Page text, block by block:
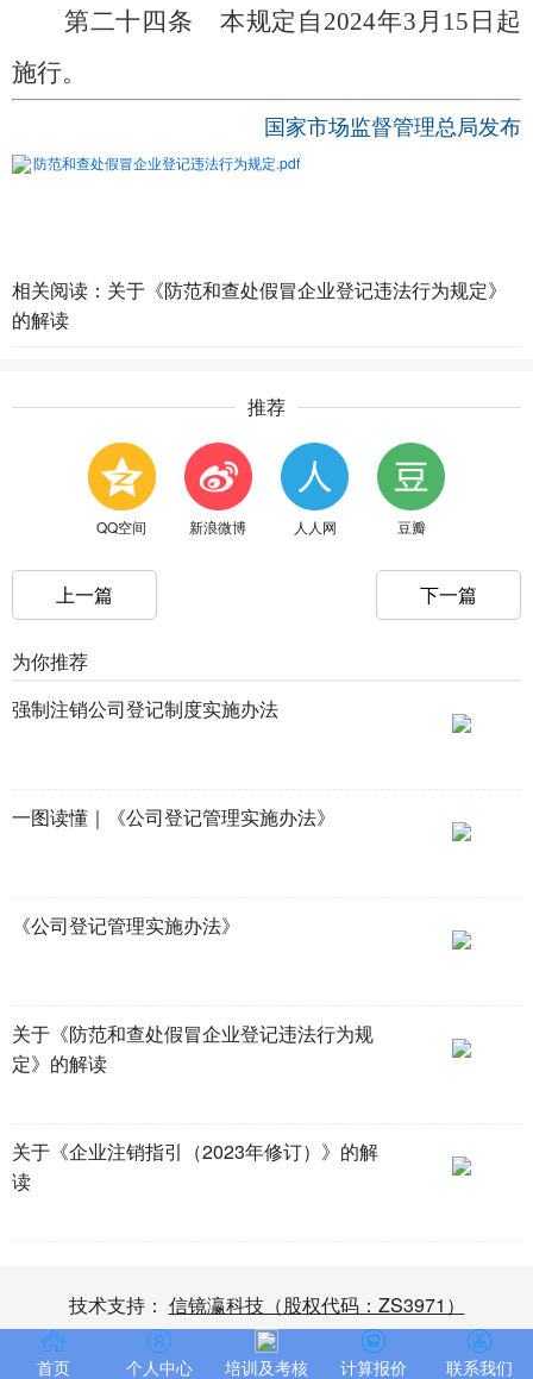
第二十四条 本规定自2024年3月15日起
施行。
国家市场监督管理总局发布
防范和查处假冒企业登记违法行为规定.pdf
相关阅读： 关于《防范和查处假冒企业登记违法行为规定》
的解读
推荐
QQ空间 新浪微博 人人网 豆瓣
上一篇 下一篇
为你推荐
强制注销公司登记制度实施办法
一图读懂｜《公司登记管理实施办法》
《公司登记管理实施办法》
关于《防范和查处假冒企业登记违法行为规
定》的解读
关于《企业注销指引（2023年修订）》的解
读
技术支持： 信镜瀛科技（股权代码：ZS3971）
首页 个人中心 培训及考核 计算报价 联系我们